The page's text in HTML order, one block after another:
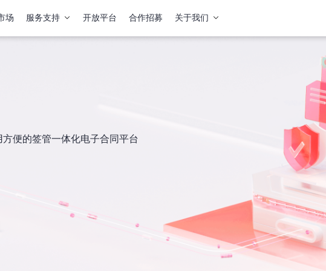
场 服务支持 开放平台 合作招募 关于我们
便的签管一体化电子合同平台